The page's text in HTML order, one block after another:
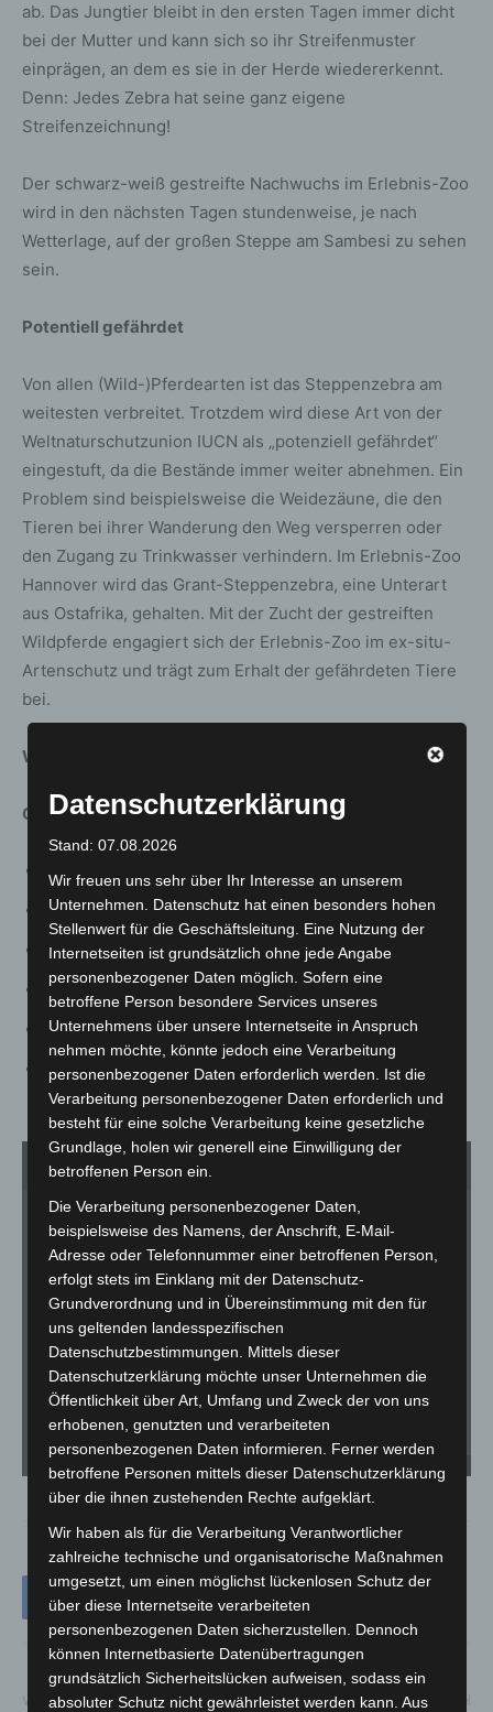
ab. Das Jungtier bleibt in den ersten Tagen immer dicht
bei der Mutter und kann sich so ihr Streifenmuster
einprägen, an dem es sie in der Herde wiedererkennt.
Denn: Jedes Zebra hat seine ganz eigene
Streifenzeichnung!
Der schwarz-weiß gestreifte Nachwuchs im Erlebnis-Zoo
wird in den nächsten Tagen stundenweise, je nach
Wetterlage, auf der großen Steppe am Sambesi zu sehen
sein.
Potentiell gefährdet
Von allen (Wild-)Pferdearten ist das Steppenzebra am
weitesten verbreitet. Trotzdem wird diese Art von der
Weltnaturschutzunion IUCN als „potenziell gefährdet“
eingestuft, da die Bestände immer weiter abnehmen. Ein
Problem sind beispielsweise die Weidezäune, die den
Tieren bei ihrer Wanderung den Weg versperren oder
den Zugang zu Trinkwasser verhindern. Im Erlebnis-Zoo
Hannover wird das Grant-Steppenzebra, eine Unterart
aus Ostafrika, gehalten. Mit der Zucht der gestreiften
Wildpferde engagiert sich der Erlebnis-Zoo im ex-situ-
Artenschutz und trägt zum Erhalt der gefährdeten Tiere
bei.
Wissenswert
Grant-Steppenzebra(Equus quagga boehmi)
Herkunft: Grasland und Steppen Ostafrikas
Nahrung: Gräser
Größe: 110-140 cm Widerristhöhe
Gewicht: 75 – 365 kg
Tragzeit: etwa ein Jahr (360-380 Tage)
Erreichbares Alter: bis zu 20 Jahre in menschlicher
Obhut
Das Zebrajungtier mit seiner Muttter. - Foto: Erlebnis-Zoo Hannover
Vorheriger Artikel Nächster Artikel
Datenschutzerklärung
Stand: 07.08.2026
Wir freuen uns sehr über Ihr Interesse an unserem
Unternehmen. Datenschutz hat einen besonders hohen
Stellenwert für die Geschäftsleitung. Eine Nutzung der
Internetseiten ist grundsätzlich ohne jede Angabe
personenbezogener Daten möglich. Sofern eine
betroffene Person besondere Services unseres
Unternehmens über unsere Internetseite in Anspruch
nehmen möchte, könnte jedoch eine Verarbeitung
personenbezogener Daten erforderlich werden. Ist die
Verarbeitung personenbezogener Daten erforderlich und
besteht für eine solche Verarbeitung keine gesetzliche
Grundlage, holen wir generell eine Einwilligung der
betroffenen Person ein.
Die Verarbeitung personenbezogener Daten,
beispielsweise des Namens, der Anschrift, E-Mail-
Adresse oder Telefonnummer einer betroffenen Person,
erfolgt stets im Einklang mit der Datenschutz-
Grundverordnung und in Übereinstimmung mit den für
uns geltenden landesspezifischen
Datenschutzbestimmungen. Mittels dieser
Datenschutzerklärung möchte unser Unternehmen die
Öffentlichkeit über Art, Umfang und Zweck der von uns
erhobenen, genutzten und verarbeiteten
personenbezogenen Daten informieren. Ferner werden
betroffene Personen mittels dieser Datenschutzerklärung
über die ihnen zustehenden Rechte aufgeklärt.
Wir haben als für die Verarbeitung Verantwortlicher
zahlreiche technische und organisatorische Maßnahmen
umgesetzt, um einen möglichst lückenlosen Schutz der
über diese Internetseite verarbeiteten
personenbezogenen Daten sicherzustellen. Dennoch
können Internetbasierte Datenübertragungen
grundsätzlich Sicherheitslücken aufweisen, sodass ein
absoluter Schutz nicht gewährleistet werden kann. Aus